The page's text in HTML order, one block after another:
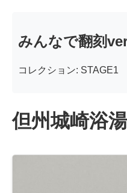
みんなで翻刻
コレクション: STAGE1
但州城崎浴